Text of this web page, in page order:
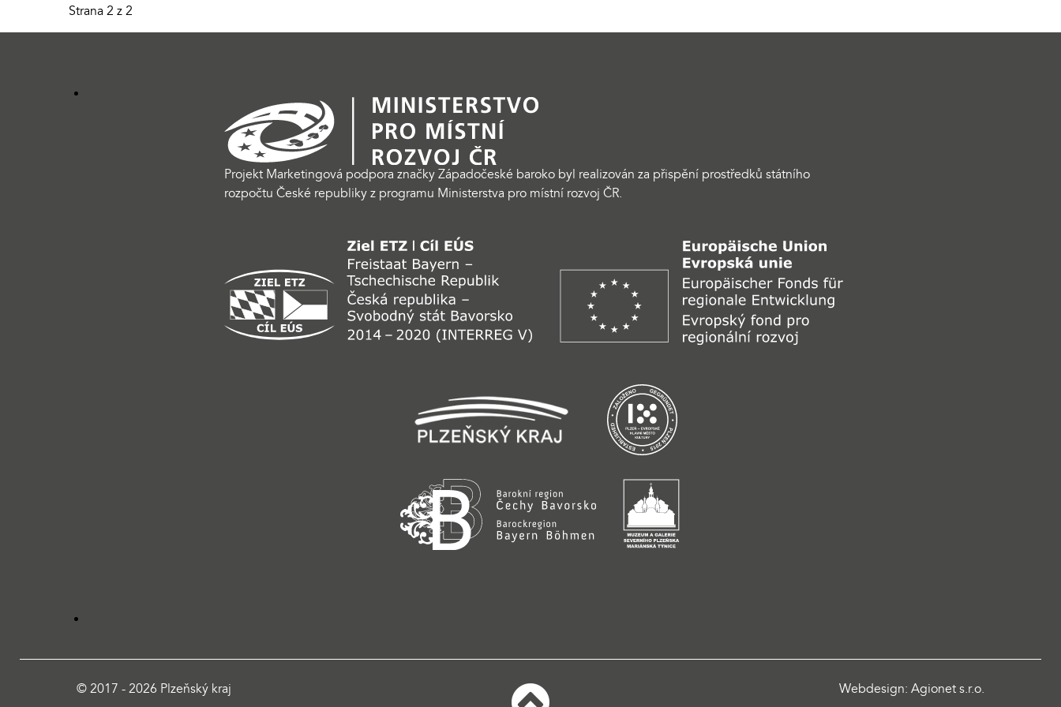
Strana 2 z 2
Projekt Marketingová podpora značky Západočeské baroko byl realizován za přispění prostředků státního
rozpočtu České republiky z programu Ministerstva pro místní rozvoj ČR.
© 2017 - 2026 Plzeňský kraj Webdesign: Agionet s.r.o.